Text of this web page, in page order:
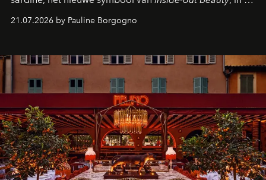
kijker met twee gastronomische creaties.
21.07.2026 by Pauline Borgogno